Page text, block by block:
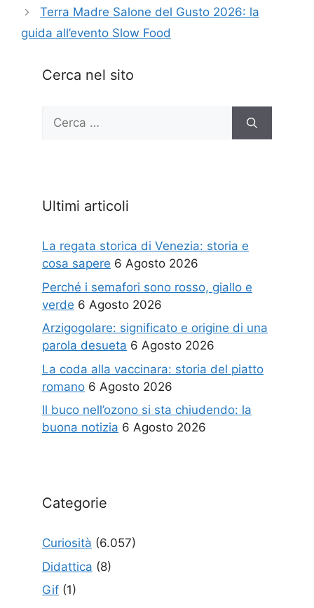
Terra Madre Salone del Gusto 2026: la
guida all’evento Slow Food
Cerca nel sito
Ricerca
Ultimi articoli
La regata storica di Venezia: storia e
cosa sapere 6 Agosto 2026
Perché i semafori sono rosso, giallo e
verde 6 Agosto 2026
Arzigogolare: significato e origine di una
parola desueta 6 Agosto 2026
La coda alla vaccinara: storia del piatto
romano 6 Agosto 2026
Il buco nell’ozono si sta chiudendo: la
buona notizia 6 Agosto 2026
Categorie
Curiosità (6.057)
Didattica (8)
Gif (1)